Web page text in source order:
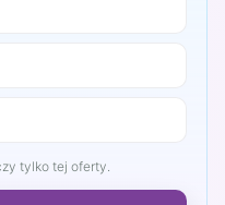
tylko tej oferty.